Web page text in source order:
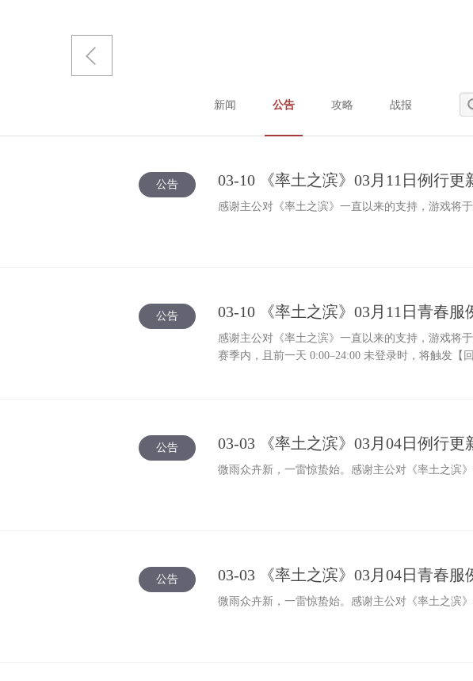
新闻 公告 攻略 战报
公告 03-10 《率土之滨》03月11日例行更
感谢主公对《率土之滨》一直以来的支持，游戏将
公告 03-10 《率土之滨》03月11日青春服
感谢主公对《率土之滨》一直以来的支持，游戏将
赛季内，且前一天 0:00–24:00 未登录时，将触发【
公告 03-03 《率土之滨》03月04日例行更
微雨众卉新，一雷惊蛰始。感谢主公对《率土之滨
公告 03-03 《率土之滨》03月04日青春服
微雨众卉新，一雷惊蛰始。感谢主公对《率土之滨